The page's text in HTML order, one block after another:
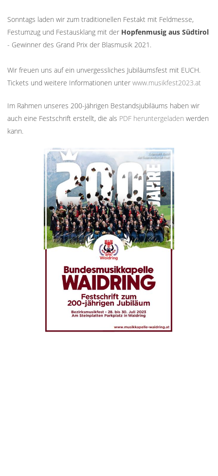
Sonntags laden wir zum traditionellen Festakt mit Feldmesse,
Festumzug und Festausklang mit der Hopfenmusig aus Südtirol
- Gewinner des Grand Prix der Blasmusik 2021.
Wir freuen uns auf ein unvergessliches Jubiläumsfest mit EUCH.
Tickets und weitere Informationen unter www.musikfest2023.at
Im Rahmen unseres 200-jährigen Bestandsjubiläums haben wir
auch eine Festschrift erstellt, die als PDF heruntergeladen werden
kann.